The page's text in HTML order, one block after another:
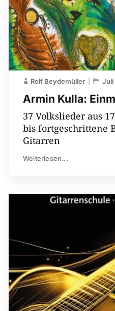
Armin Kulla:
Rolf Beydemüller Juli
37 Volkslieder aus
bis fortgeschrittene
Gitarren
Weiterlesen...